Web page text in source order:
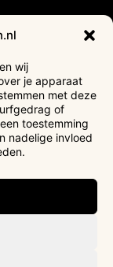
wij
je apparaat
met deze
of
toestemming
nadelige invloed